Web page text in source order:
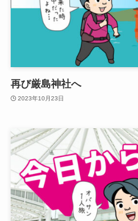
再び厳島神社へ
2023年10月23日